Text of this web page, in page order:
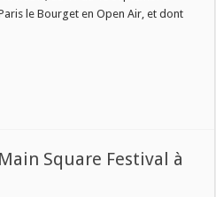
le Bourget en Open Air, et dont
Square Festival à